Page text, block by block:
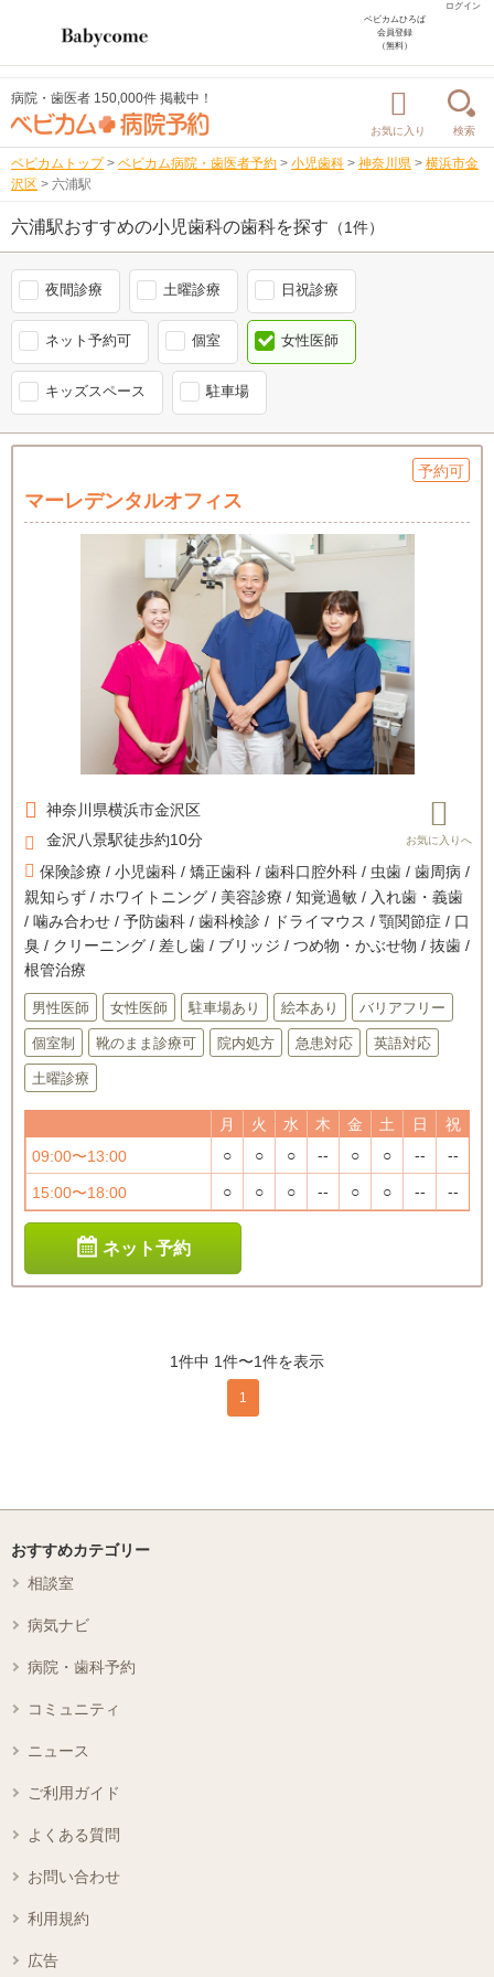
ログイン
ベビカムひろば
会員登録
（無料）
病院・歯医者 150,000件 掲載中！
お気に入り 検索
ベビカムトップ > ベビカム病院・歯医者予約 > 小児歯科 > 神奈川県 > 横浜市金
沢区 > 六浦駅
六浦駅おすすめの小児歯科の歯科を探す （1件）
夜間診療 土曜診療 日祝診療
ネット予約可 個室 女性医師
キッズスペース 駐車場
予約可
マーレデンタルオフィス
神奈川県横浜市金沢区
金沢八景駅徒歩約10分
保険診療 / 小児歯科 / 矯正歯科 / 歯科口腔外科 / 虫歯 / 歯周病 /
親知らず / ホワイトニング / 美容診療 / 知覚過敏 / 入れ歯・義歯
/ 噛み合わせ / 予防歯科 / 歯科検診 / ドライマウス / 顎関節症 / 口
臭 / クリーニング / 差し歯 / ブリッジ / つめ物・かぶせ物 / 抜歯 /
根管治療
男性医師 女性医師 駐車場あり 絵本あり バリアフリー
個室制 靴のまま診療可 院内処方 急患対応 英語対応
土曜診療
月 火 水 木 金 土 日
祝
09:00〜13:00
○ ○ ○ -- ○ ○ -- --
15:00〜18:00 ○ ○ ○ -- ○ ○ -- --
ネット予約
1件中 1件〜1件を表示
1
おすすめカテゴリー
相談室
病気ナビ
病院・歯科予約
コミュニティ
ニュース
ご利用ガイド
よくある質問
お問い合わせ
利用規約
広告